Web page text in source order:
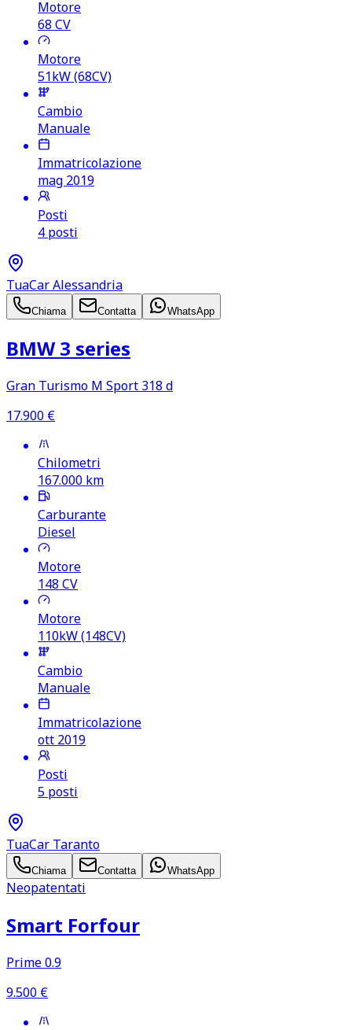
Motore
68 CV
Motore
51kW (68CV)
Cambio
Manuale
Immatricolazione
mag 2019
Posti
4 posti
TuaCar Alessandria
Chiama Contatta WhatsApp
BMW 3 series
Gran Turismo M Sport 318 d
17.900 €
Chilometri
167.000 km
Carburante
Diesel
Motore
148 CV
Motore
110kW (148CV)
Cambio
Manuale
Immatricolazione
ott 2019
Posti
5 posti
TuaCar Taranto
Chiama Contatta WhatsApp
Neopatentati
Smart Forfour
Prime 0.9
9.500 €